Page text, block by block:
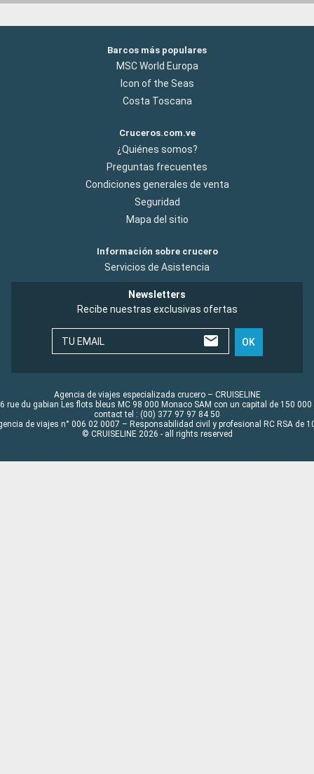
Barcos más populares
MSC World Europa
Icon of the Seas
Costa Toscana
Cruceros.com.ve
¿Quiénes somos?
Preguntas frecuentes
Condiciones generales de venta
Seguridad
Mapa del sitio
Información sobre crucero
Servicios de Asistencia
Newsletters
Recibe nuestras exclusivas ofertas
TU EMAIL OK
Agencia de viajes especializada crucero – CRUISELINE
rue du gabian Les flots bleus MC 98 000 Monaco SAM con un capital de 150 000
contact tel : (00) 377 97 97 84 50
de viajes n° 006 02 0007 – Responsabilidad civil y profesional RC RSA de
© CRUISELINE 2026 - all rights reserved